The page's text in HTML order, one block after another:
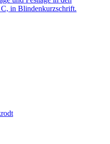
in Blindenkurzschrift.